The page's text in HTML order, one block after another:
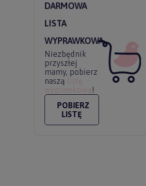
DARMOWA
LISTA
WYPRAWKOWA
Niezbędnik
przyszłej
mamy, pobierz
naszą
listę
wyprawkową !
POBIERZ
LISTĘ